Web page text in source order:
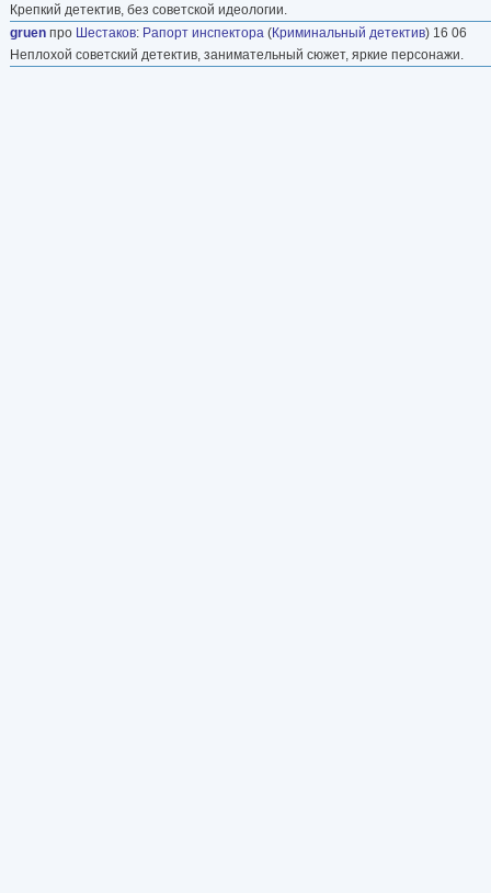
Крепкий детектив, без советской идеологии.
gruen про Шестаков: Рапорт инспектора (Криминальный детектив) 16 06
Неплохой советский детектив, занимательный сюжет, яркие персонажи.